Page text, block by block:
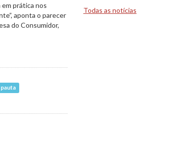
em prática nos
aponta o parecer
do Consumidor,
Todas as notícias